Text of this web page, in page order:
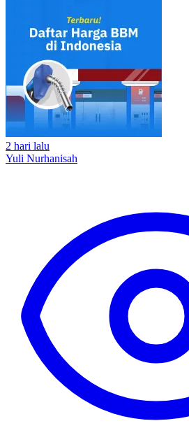
2 hari lalu
Yuli Nurhanisah